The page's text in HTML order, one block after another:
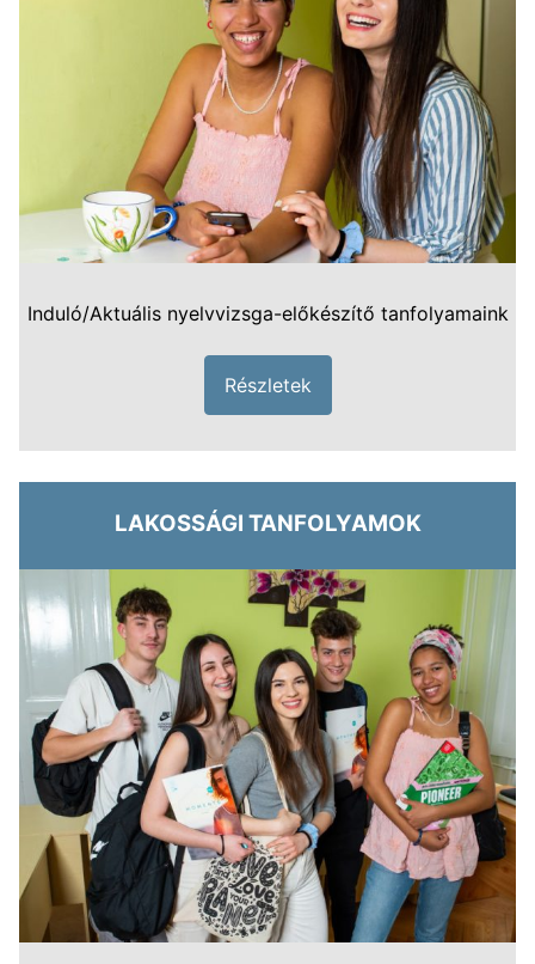
Induló/Aktuális nyelvvizsga-előkészítő tanfolyamaink
Részletek
LAKOSSÁGI TANFOLYAMOK